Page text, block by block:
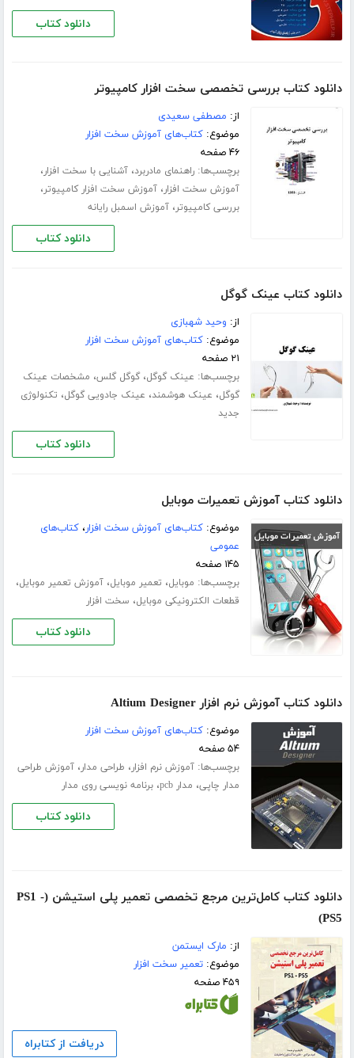
دانلود کتاب
دانلود کتاب بررسی تخصصی سخت افزار کامپیوتر
از: مصطفی سعیدی
موضوع:کتاب‌های آموزش سخت افزار
۴۶ صفحه
برچسب‌ها:راهنمای مادربرد،آشنایی با سخت افزار،
آموزش سخت افزار،آموزش سخت افزار کامپیوتر،
بررسی کامپیوتر،آموزش اسمبل رایانه
دانلود کتاب
دانلود کتاب عینک گوگل
از: وحید شهبازی
موضوع:کتاب‌های آموزش سخت افزار
۲۱ صفحه
برچسب‌ها: عینک گوگل،گوگل گلس، مشخصات عینک
گوگل، عینک هوشمند، عینک جادویی گوگل، تکنولوژی
جدید
دانلود کتاب
دانلود کتاب آموزش تعمیرات موبایل‎
موضوع:کتاب‌های آموزش سخت افزار،کتاب‌های
عمومی
۱۴۵ صفحه
برچسب‌ها: موبایل، تعمیر موبایل،آموزش تعمیر موبایل،
قطعات الکترونیکی موبایل، سخت افزار
دانلود کتاب
دانلود کتاب آموزش نرم افزار Altium Designer
موضوع:کتاب‌های آموزش سخت افزار
۵۴ صفحه
برچسب‌ها:آموزش نرم افزار، طراحی مدار،آموزش طراحی
مدار چاپی، مدار pcb ،برنامه نویسی روی مدار
دانلود کتاب
دانلود کتاب کامل‌ترین مرجع تخصصی تعمیر پلی استیشن (PS1 -
PS5)
از: مارک ایستمن
موضوع:تعمیر سخت افزار
۴۵۹ صفحه
دریافت از کتابراه